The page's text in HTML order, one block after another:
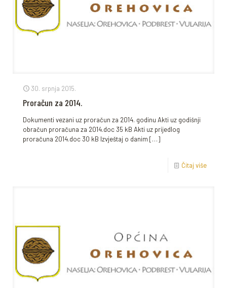
30. srpnja 2015.
Proračun za 2014.
Dokumenti vezani uz proračun za 2014. godinu Akti uz godišnji
obračun proračuna za 2014.doc 35 kB Akti uz prijedlog
proračuna 2014.doc 30 kB Izvještaj o danim […]
Čitaj više